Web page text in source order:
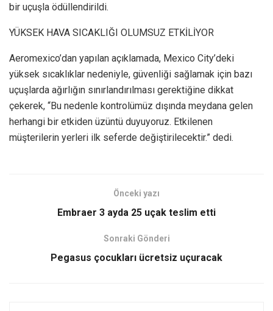
bir uçuşla ödüllendirildi.
YÜKSEK HAVA SICAKLIĞI OLUMSUZ ETKİLİYOR
Aeromexico’dan yapılan açıklamada, Mexico City’deki
yüksek sıcaklıklar nedeniyle, güvenliği sağlamak için bazı
uçuşlarda ağırlığın sınırlandırılması gerektiğine dikkat
çekerek, “Bu nedenle kontrolümüz dışında meydana gelen
herhangi bir etkiden üzüntü duyuyoruz. Etkilenen
müşterilerin yerleri ilk seferde değiştirilecektir.” dedi.
Önceki yazı
Embraer 3 ayda 25 uçak teslim etti
Sonraki Gönderi
Pegasus çocukları ücretsiz uçuracak